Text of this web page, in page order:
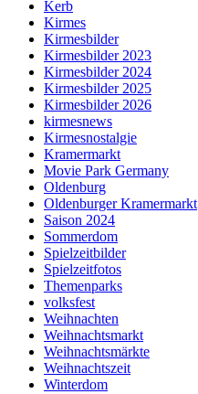
Kerb
Kirmes
Kirmesbilder
Kirmesbilder 2023
Kirmesbilder 2024
Kirmesbilder 2025
Kirmesbilder 2026
kirmesnews
Kirmesnostalgie
Kramermarkt
Movie Park Germany
Oldenburg
Oldenburger Kramermarkt
Saison 2024
Sommerdom
Spielzeitbilder
Spielzeitfotos
Themenparks
volksfest
Weihnachten
Weihnachtsmarkt
Weihnachtsmärkte
Weihnachtszeit
Winterdom